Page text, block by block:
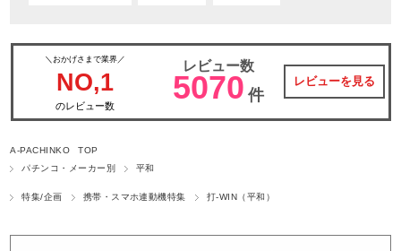
＼おかげさまで業界／
NO,1
のレビュー数
レビュー数
5070 件
レビューを見る
A-PACHINKO TOP
パチンコ・メーカー別
平和
特集/企画 携帯・スマホ連動機特集 打-WIN（平和）